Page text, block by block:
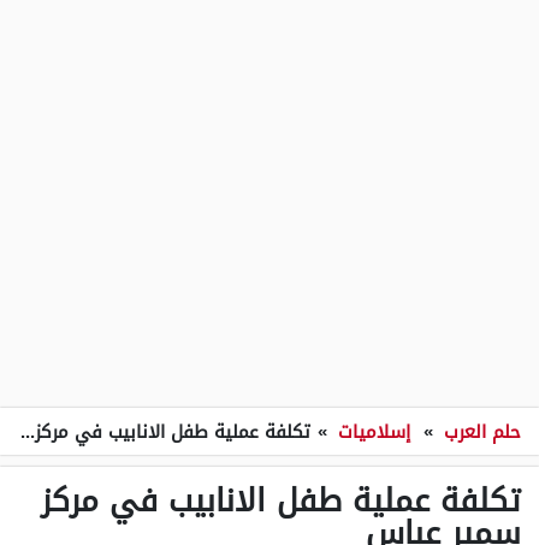
حلم العرب » إسلاميات » تكلفة عملية طفل الانابيب في مركز سمير عباس
تكلفة عملية طفل الانابيب في مركز